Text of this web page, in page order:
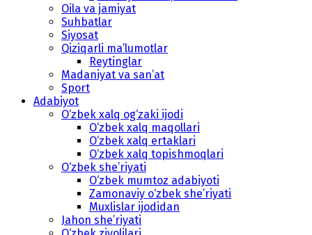
Oila va jamiyat
Suhbatlar
Siyosat
Qiziqarli ma’lumotlar
Reytinglar
Madaniyat va san’at
Sport
Adabiyot
O‘zbek xalq og‘zaki ijodi
O‘zbek xalq maqollari
O‘zbek xalq ertaklari
O‘zbek xalq topishmoqlari
O‘zbek she’riyati
O‘zbek mumtoz adabiyoti
Zamonaviy o‘zbek she’riyati
Muxlislar ijodidan
Jahon she’riyati